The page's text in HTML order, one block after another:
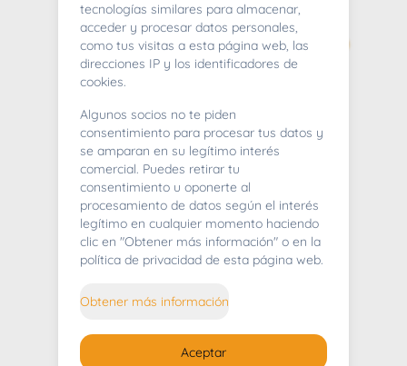
404
Whoops! Lo sentimos mucho.
tecnologías similares para almacenar,
acceder y procesar datos personales,
como tus visitas a esta página web, las
direcciones IP y los identificadores de
cookies.
Algunos socios no te piden
consentimiento para procesar tus datos y
se amparan en su legítimo interés
comercial. Puedes retirar tu
consentimiento u oponerte al
procesamiento de datos según el interés
legítimo en cualquier momento haciendo
clic en "Obtener más información" o en la
política de privacidad de esta página web.
Obtener más información
Aceptar